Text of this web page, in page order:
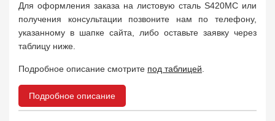
Балка тавровая 14
Швеллер 178
Уголок 332
Полособульб
Рельсы 78
Рельсовый крепеж 776
Заказать в 1 клик
Для оформления заказа на листовую сталь S420MC или
получения консультации позвоните нам по телефону,
указанному в шапке сайта, либо оставьте заявку через
таблицу ниже.
Подробное описание смотрите под таблицей
Подробное описание